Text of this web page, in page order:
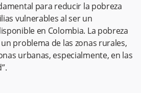
para reducir la pobreza
vulnerables al ser un
en Colombia. La pobreza
problema de las zonas rurales,
urbanas, especialmente, en las